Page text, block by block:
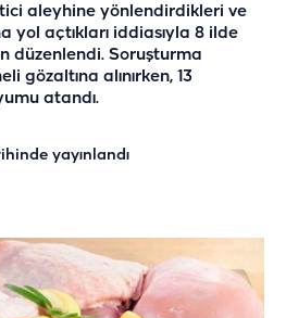
aleyhine yönlendirdikleri ve
yol açtıkları iddiasıyla 8 ilde
düzenlendi. Soruşturma
gözaltına alınırken, 13
atandı.
yayınlandı